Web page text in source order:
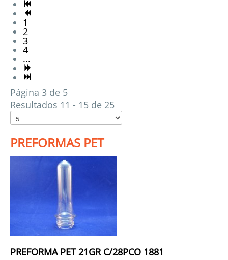
1
2
3
4
...
Página 3 de 5
Resultados 11 - 15 de 25
PREFORMAS PET
PREFORMA PET 21GR C/28PCO 1881